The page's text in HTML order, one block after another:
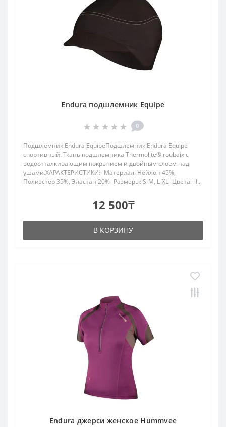
Endura подшлемник Equipe
0
Подшлемник Endura EquipeПодшлемник Endura Equipe
спортивный. Ткань подшлемника Thermolite® roubaix с
водоотталкивающим покрытием и двойным слоем над
ушами.ХАРАКТЕРИСТИКИ:- Материал: Нейлон 45%,
Полиэстер 35%, Эластан 20%- Размеры: S-M, L-XL- Цвета: Ч..
12 500₸
В КОРЗИНУ
Endura джерси женское Hummvee